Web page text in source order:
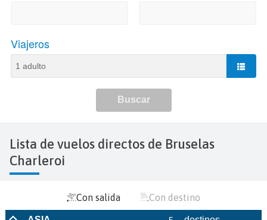
Lista de vuelos directos de Bruselas
Charleroi
Con salida Con destino